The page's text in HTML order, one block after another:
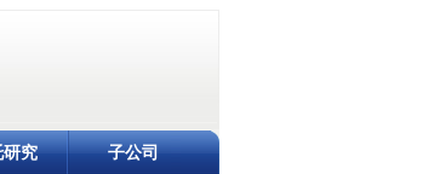
究 子公司